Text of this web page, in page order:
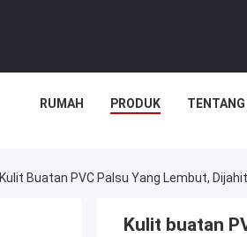
RUMAH PRODUK
Kulit Buatan PVC Palsu Yang Lembut,
Kulit buatan